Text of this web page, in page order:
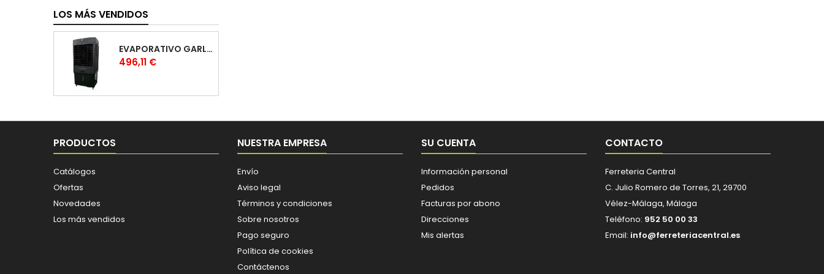
LOS MÁS VENDIDOS
EVAPORATIVO GARLAND COOL 1530
Precio
496,11 €
PRODUCTOS
Catálogos
Ofertas
Novedades
Los más vendidos
NUESTRA EMPRESA
Envío
Aviso legal
Términos y condiciones
Sobre nosotros
Pago seguro
Política de cookies
Contáctenos
SU CUENTA
Información personal
Pedidos
Facturas por abono
Direcciones
Mis alertas
CONTACTO
Ferreteria Central
C. Julio Romero de Torres, 21, 29700
Vélez-Málaga, Málaga
Teléfono: 952 50 00 33
Email: info@ferreteriacentral.es